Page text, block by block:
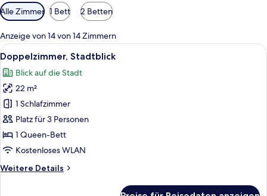
Verfügbare
Filter
für
Zimmer
Alle Zimmer 1 Bett 2 Betten
Anzeige von 14 von 14 Zimmern
Alle
Fotos
für
Doppelzimmer,
Stadtblick
anzeigen
Ein Hotelzimmer mit einem
9
Doppelzimmer, Stadtblick
Blick auf die Stadt
22 m²
1 Schlafzimmer
Platz für 3 Personen
1 Queen-Bett
Kostenloses WLAN
Weitere Details
Weitere